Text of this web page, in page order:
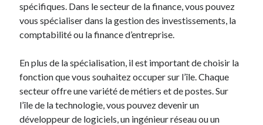
spécifiques. Dans le secteur de la finance, vous pouvez
vous spécialiser dans la gestion des investissements, la
comptabilité ou la finance d’entreprise.
En plus de la spécialisation, il est important de choisir la
fonction que vous souhaitez occuper sur l’île. Chaque
secteur offre une variété de métiers et de postes. Sur
l’île de la technologie, vous pouvez devenir un
développeur de logiciels, un ingénieur réseau ou un